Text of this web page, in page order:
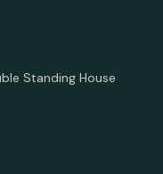
Standing House